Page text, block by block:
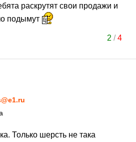
раскрутят свои продажи и
подымут
2 /4
Только шерсть не така